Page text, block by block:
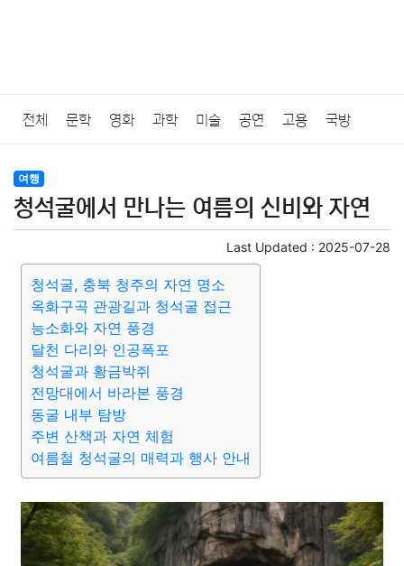
전체 문학 영화 과학 미술 공연 고용 국방
법률
질병 가요 방송 일상 주식 암호화폐 블록체인
결혼 육아 반려동물 패션 미용
요리 상품리뷰 원예 금융 게임
대출 자동차 취미
종교 사회 정치
부동산 외국어 교육 교통 생활
여행
청석굴에서 만나는 여름의 신비와 자연
Last Updated : 2025-07-28
청석굴, 충북 청주의 자연 명소
옥화구곡 관광길과 청석굴 접근
능소화와 자연 풍경
달천 다리와 인공폭포
청석굴과 황금박쥐
전망대에서 바라본 풍경
동굴 내부 탐방
주변 산책과 자연 체험
여름철 청석굴의 매력과 행사 안내